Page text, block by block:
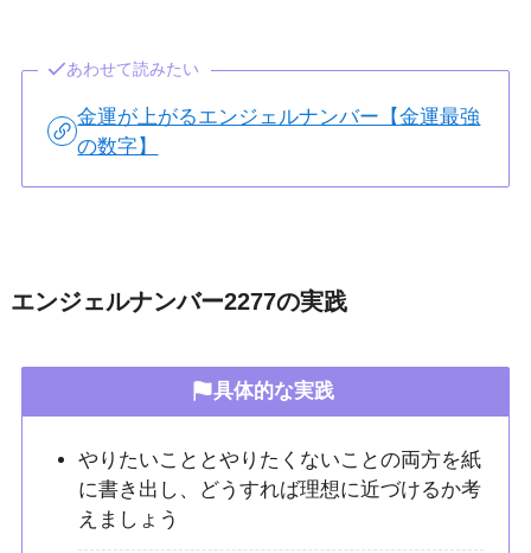
あわせて読みたい
金運が上がるエンジェルナンバー【金運最強
の数字】
エンジェルナンバー2277の実践
具体的な実践
やりたいこととやりたくないことの両方を紙
に書き出し、どうすれば理想に近づけるか考
えましょう